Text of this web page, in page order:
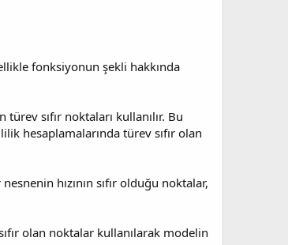
fonksiyonun şekli hakkında
sıfır noktaları kullanılır. Bu
hesaplamalarında türev sıfır olan
hızının sıfır olduğu noktalar,
olan noktalar kullanılarak modelin